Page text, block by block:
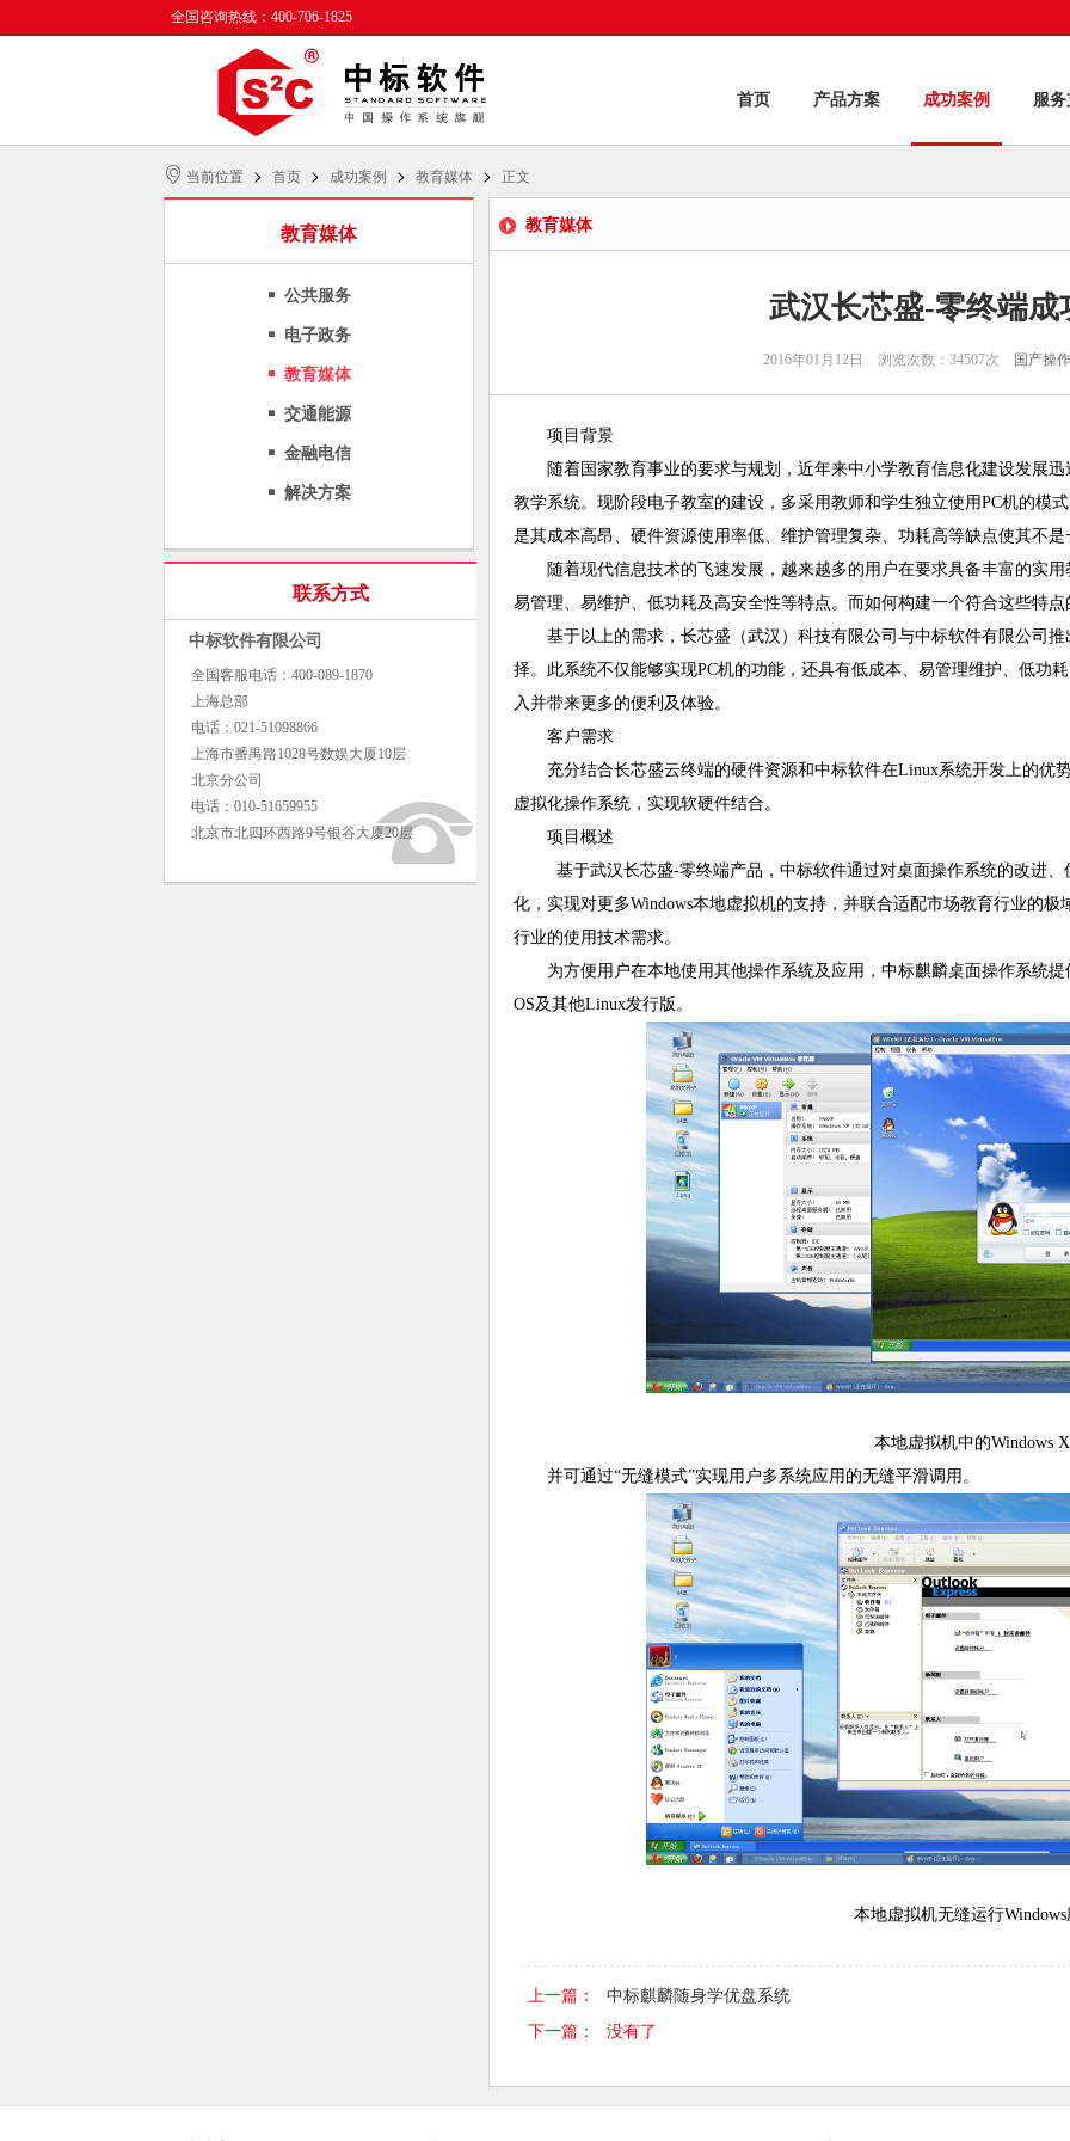
全国咨询热线：400-706-1825
首页 产品方案 成功案例 服
当前位置 > 首页 > 成功案例 > 教育媒体 > 正文
教育媒体
公共服务
电子政务
教育媒体
交通能源
金融电信
解决方案
联系方式
中标软件有限公司
全国客服电话：400-089-1870
上海总部
电话：021-51098866
上海市番禺路1028号数娱大厦10层
北京分公司
电话：010-51659955
北京市北四环西路9号银谷大厦20层
教育媒体
武汉长芯盛-零终端成
2016年01月12日 浏览次数：34507次 国产操
项目背景
随着国家教育事业的要求与规划，近年来中小学教育信息化建设发展
教学系统。现阶段电子教室的建设，多采用教师和学生独立使用PC机的模
是其成本高昂、硬件资源使用率低、维护管理复杂、功耗高等缺点使其不
随着现代信息技术的飞速发展，越来越多的用户在要求具备丰富的实
易管理、易维护、低功耗及高安全性等特点。而如何构建一个符合这些特
基于以上的需求，长芯盛（武汉）科技有限公司与中标软件有限公司
择。此系统不仅能够实现PC机的功能，还具有低成本、易管理维护、低功
入并带来更多的便利及体验。
客户需求
充分结合长芯盛云终端的硬件资源和中标软件在Linux系统开发上的优
虚拟化操作系统，实现软硬件结合。
项目概述
基于武汉长芯盛-零终端产品，中标软件通过对桌面操作系统的改进
化，实现对更多Windows本地虚拟机的支持，并联合适配市场教育行业的
行业的使用技术需求。
为方便用户在本地使用其他操作系统及应用，中标麒麟桌面操作系统
OS及其他Linux发行版。
本地虚拟机中的Windows
并可通过“无缝模式”实现用户多系统应用的无缝平滑调用。
本地虚拟机无缝运行
上一篇：
中标麒麟随身学优盘系统
下一篇：
没有了